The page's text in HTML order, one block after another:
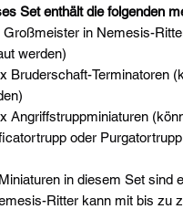
Set enthält die folgenden
Großmeister in Nemesis-
werden)
Bruderschaft-Terminatoren
Angriffstruppminiaturen
oder
in diesem Set sind
Ritter kann mit bis zu